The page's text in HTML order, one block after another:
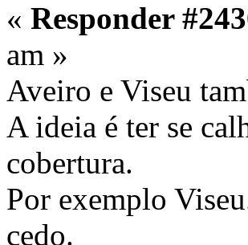
« Responder
am »
Aveiro e Viseu
A ideia é ter se
cobertura.
Por exemplo
cedo.